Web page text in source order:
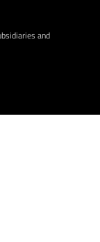
and